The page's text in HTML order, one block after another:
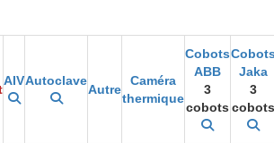
AIVAutoclave
Autre
Caméra
thermique
Cobots
ABB
3
cobots
Jaka
3
cobots